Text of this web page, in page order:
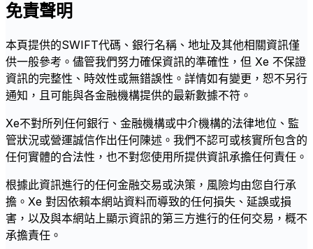
免責聲明
本頁提供的SWIFT代碼、銀行名稱、地址及其他相關資訊僅
供一般參考。儘管我們努力確保資訊的準確性，但 Xe 不保證
資訊的完整性、時效性或無錯誤性。詳情如有變更，恕不另行
通知，且可能與各金融機構提供的最新數據不符。
Xe不對所列任何銀行、金融機構或中介機構的法律地位、監
管狀況或營運誠信作出任何陳述。我們不認可或核實所包含的
任何實體的合法性，也不對您使用所提供資訊承擔任何責任。
根據此資訊進行的任何金融交易或決策，風險均由您自行承
擔。Xe 對因依賴本網站資料而導致的任何損失、延誤或損
害，以及與本網站上顯示資訊的第三方進行的任何交易，概不
承擔責任。